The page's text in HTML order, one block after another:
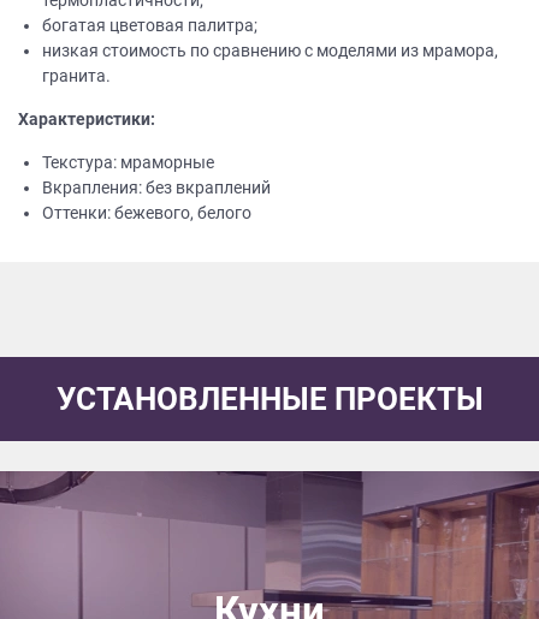
богатая цветовая палитра;
низкая стоимость по сравнению с моделями из мрамора,
гранита.
Характеристики:
Текстура: мраморные
Вкрапления: без вкраплений
Оттенки: бежевого, белого
УСТАНОВЛЕННЫЕ ПРОЕКТЫ